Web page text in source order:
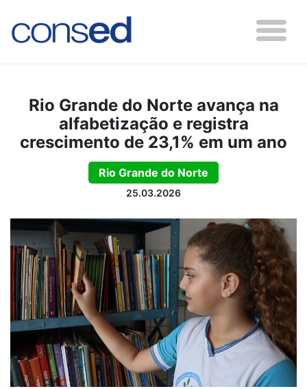
Rio Grande do Norte avança na
alfabetização e registra
crescimento de 23,1% em um ano
Rio Grande do Norte
25.03.2026